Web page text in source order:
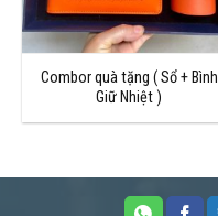
Combor quà tặng ( Sổ + Bình
Giữ Nhiệt )